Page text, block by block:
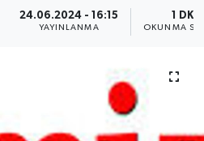
24.06.2024 - 16:15
YAYINLANMA
1 DK
OKUNMA
ve Fikstür